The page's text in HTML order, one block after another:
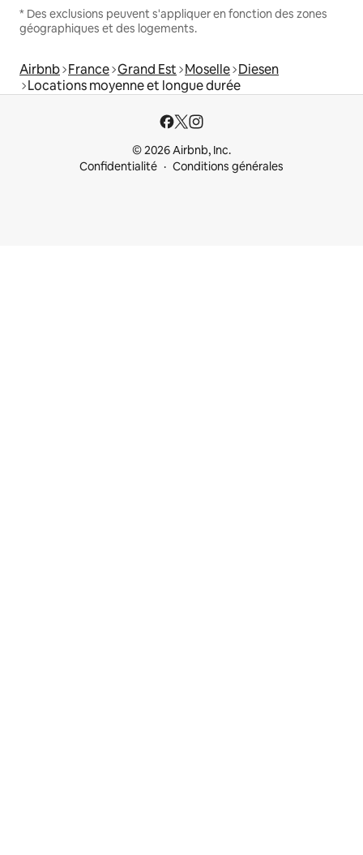
* Des exclusions peuvent s'appliquer en fonction des zones
géographiques et des logements.
Airbnb France Grand Est Moselle Diesen
Locations moyenne et longue durée
© 2026 Airbnb, Inc.
Confidentialité
Conditions générales